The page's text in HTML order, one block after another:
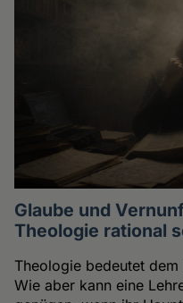
Glaube und
Theologie rational
Theologie bedeutet dem
Wie aber kann eine